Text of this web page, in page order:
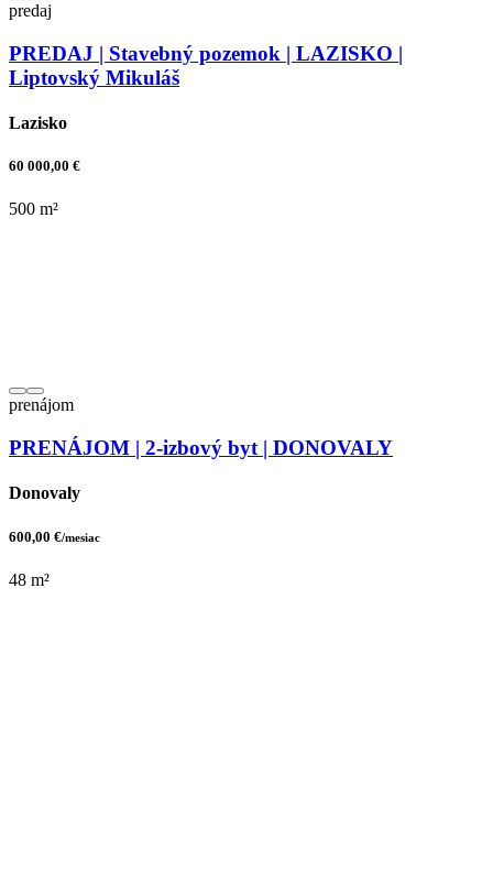
predaj
PREDAJ | Stavebný pozemok | LAZISKO |
Liptovský Mikuláš
Lazisko
60 000,00 €
500 m²
prenájom
PRENÁJOM | 2-izbový byt | DONOVALY
Donovaly
600,00 €/mesiac
48 m²